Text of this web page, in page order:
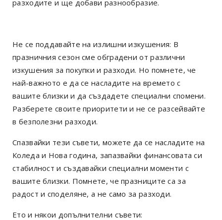
разходите и ще добави разнообразие.
Не се поддавайте на излишни изкушения: В
празничния сезон сме обградени от различни
изкушения за покупки и разходи. Но помнете, че
най-важното е да се насладите на времето с
вашите близки и да създадете специални спомени.
Разберете своите приоритети и не се разсейвайте
в безполезни разходи.
Спазвайки тези съвети, можете да се насладите на
Коледа и Нова година, запазвайки финансовата си
стабилност и създавайки специални моменти с
вашите близки. Помнете, че празниците са за
радост и споделяне, а не само за разходи.
Ето и някои допълнителни съвети: